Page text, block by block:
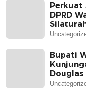
Perkuat
DPRD
Bupati